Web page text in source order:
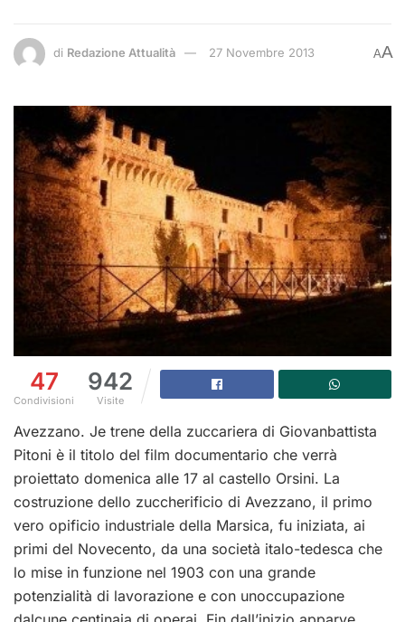
di Redazione Attualità 27 Novembre 2013 AA
47
Condivisioni
942
Visite
Avezzano. Je trene della zuccariera di Giovanbattista
Pitoni è il titolo del film documentario che verrà
proiettato domenica alle 17 al castello Orsini. La
costruzione dello zuccherificio di Avezzano, il primo
vero opificio industriale della Marsica, fu iniziata, ai
primi del Novecento, da una società italo-tedesca che
lo mise in funzione nel 1903 con una grande
potenzialità di lavorazione e con unoccupazione